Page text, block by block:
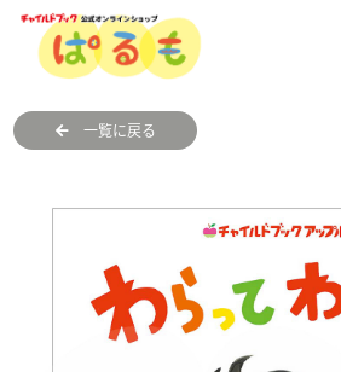
一覧に戻る